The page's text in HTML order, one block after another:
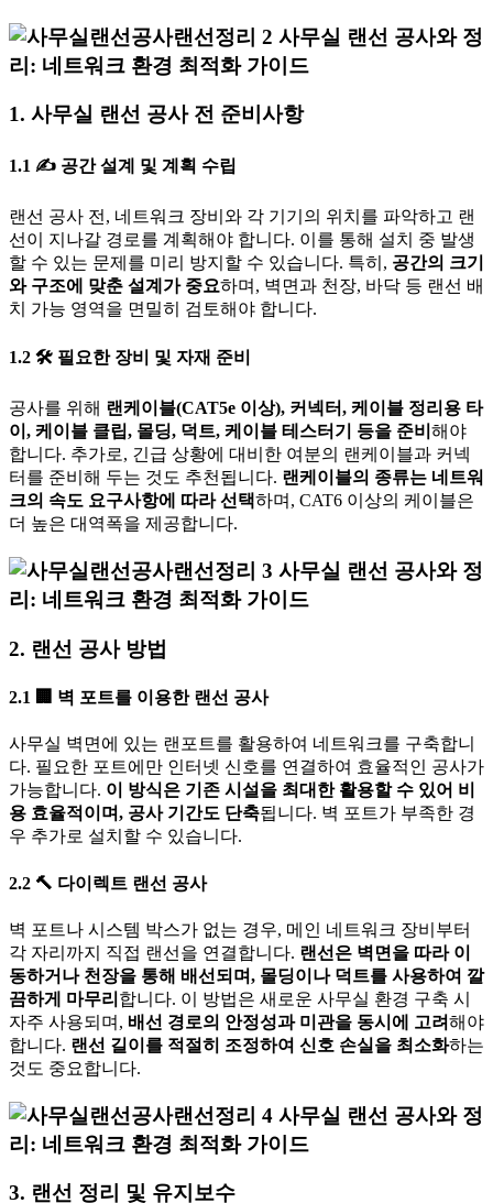
1. 사무실 랜선 공사 전 준비사항
1.1 ✍ 공간 설계 및 계획 수립
랜선 공사 전, 네트워크 장비와 각 기기의 위치를 파악하고 랜
선이 지나갈 경로를 계획해야 합니다. 이를 통해 설치 중 발생
할 수 있는 문제를 미리 방지할 수 있습니다. 특히, 공간의 크기
와 구조에 맞춘 설계가 중요하며, 벽면과 천장, 바닥 등 랜선 배
치 가능 영역을 면밀히 검토해야 합니다.
1.2 🛠️ 필요한 장비 및 자재 준비
공사를 위해 랜케이블(CAT5e 이상), 커넥터, 케이블 정리용 타
이, 케이블 클립, 몰딩, 덕트, 케이블 테스터기 등을 준비 해야
합니다. 추가로, 긴급 상황에 대비한 여분의 랜케이블과 커넥
터를 준비해 두는 것도 추천됩니다. 랜케이블의 종류는 네트워
크의 속도 요구사항에 따라 선택하며, CAT6 이상의 케이블은
더 높은 대역폭을 제공합니다.
2. 랜선 공사 방법
2.1 🏢 벽 포트를 이용한 랜선 공사
사무실 벽면에 있는 랜포트를 활용하여 네트워크를 구축합니
다. 필요한 포트에만 인터넷 신호를 연결하여 효율적인 공사가
가능합니다. 이 방식은 기존 시설을 최대한 활용할 수 있어 비
용 효율적이며, 공사 기간도 단축됩니다. 벽 포트가 부족한 경
우 추가로 설치할 수 있습니다.
2.2 🔨 다이렉트 랜선 공사
벽 포트나 시스템 박스가 없는 경우, 메인 네트워크 장비부터
각 자리까지 직접 랜선을 연결합니다. 랜선은 벽면을 따라 이
동하거나 천장을 통해 배선되며, 몰딩이나 덕트를 사용하여 깔
끔하게 마무리 합니다. 이 방법은 새로운 사무실 환경 구축 시
자주 사용되며, 배선 경로의 안정성과 미관을 동시에 고려해야
합니다. 랜선 길이를 적절히 조정하여 신호 손실을 최소화하는
것도 중요합니다.
3. 랜선 정리 및 유지보수